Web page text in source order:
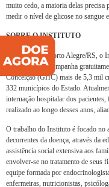
muito cedo, a maioria delas precisa
medir o nível de glicose no sangue
SOBRE O INSTITUTO
Localizado em Porto Alegre/RS, o
Sul (ICDRS) acompanha
Conceição (GHC) mais de 5,3 mil
332 municípios do Estado.
internação hospitalar dos
realizado ao longo desses anos,
O trabalho do Instituto é focado no
decorrentes da doença, através da
assistência social extensiva aos
envolver-se no tratamento de seus
equipe formada por
enfermeiras, nutricionistas,